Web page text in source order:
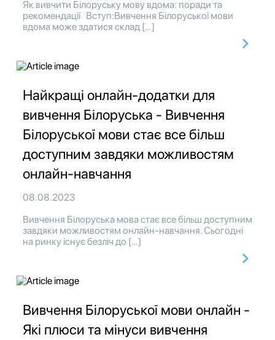
Як вивчити Білоруську мову вдома: поради та
рекомендації Вступ:Вивчення Білоруської мови
вдома може здатися склад […]
Найкращі онлайн-додатки для
вивчення Білоруська - Вивчення
Білоруської мови стає все більш
доступним завдяки можливостям
онлайн-навчання
08.08.2023
Вивчення Білоруська мова стає все більш доступним
завдяки можливостям онлайн-навчання. Сьогодні
на ринку існує безліч до […]
Вивчення Білоруської мови онлайн -
Які плюси та мінуси вивчення